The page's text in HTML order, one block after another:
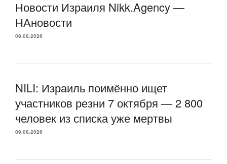
Новости Израиля Nikk.Agency —
НАновости
09.08.2026
NILI: Израиль поимённо ищет
участников резни 7 октября — 2 800
человек из списка уже мертвы
09.08.2026